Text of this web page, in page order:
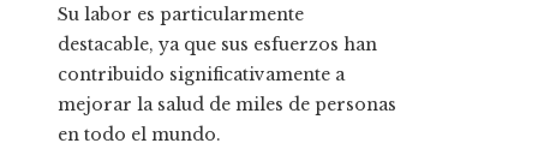
Su labor es particularmente
destacable, ya que sus esfuerzos han
contribuido significativamente a
mejorar la salud de miles de personas
en todo el mundo.